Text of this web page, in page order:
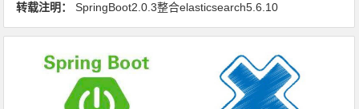
转载注明：
SpringBoot2.0.3整合elasticsearch5.6.10